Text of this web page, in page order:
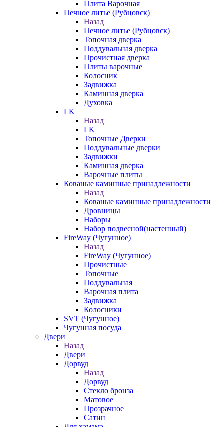
Плита Варочная
Печное литье (Рубцовск)
Назад
Печное литье (Рубцовск)
Топочная дверка
Поддувальная дверка
Прочистная дверка
Плиты варочные
Колосник
Задвижка
Каминная дверка
Духовка
LK
Назад
LK
Топочные Дверки
Поддувальные дверки
Задвижки
Каминная дверка
Варочные плиты
Кованые каминные принадлежности
Назад
Кованые каминные принадлежности
Дровницы
Наборы
Набор подвесной(настенный)
FireWay (Чугунное)
Назад
FireWay (Чугунное)
Прочистные
Топочные
Поддувальная
Варочная плита
Задвижка
Колосники
SVT (Чугунное)
Чугунная посуда
Двери
Назад
Двери
Дорвуд
Назад
Дорвуд
Стекло бронза
Матовое
Прозрачное
Сатин